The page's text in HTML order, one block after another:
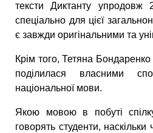
тексти Диктанту упродовж
спеціально для цієї
є завжди оригінальними та
Крім того, Тетяна
поділилася власними
національної мови.
Якою мовою в побуті
говорять студенти,